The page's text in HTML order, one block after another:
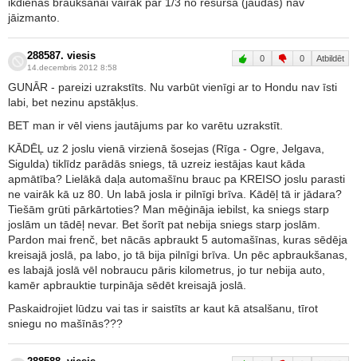
jāizmanto.
288587. viesis
14.decembris 2012 8:58
0 0 Atbildēt
GUNĀR - pareizi uzrakstīts. Nu varbūt vienīgi ar to Hondu nav īsti
labi, bet nezinu apstākļus.
BET man ir vēl viens jautājums par ko varētu uzrakstīt.
KĀDĒĻ uz 2 joslu vienā virzienā šosejas (Rīga - Ogre, Jelgava,
Sigulda) tiklīdz parādās sniegs, tā uzreiz iestājas kaut kāda
apmātība? Lielākā daļa automašīnu brauc pa KREISO joslu parasti
ne vairāk kā uz 80. Un labā josla ir pilnīgi brīva. Kādēļ tā ir jādara?
Tiešām grūti pārkārtoties? Man mēģināja iebilst, ka sniegs starp
joslām un tādēļ nevar. Bet šorīt pat nebija sniegs starp joslām.
Pardon mai frenč, bet nācās apbraukt 5 automašīnas, kuras sēdēja
kreisajā joslā, pa labo, jo tā bija pilnīgi brīva. Un pēc apbraukšanas,
es labajā joslā vēl nobraucu pāris kilometrus, jo tur nebija auto,
kamēr apbrauktie turpināja sēdēt kreisajā joslā.
Paskaidrojiet lūdzu vai tas ir saistīts ar kaut kā atsalšanu, tīrot
sniegu no mašīnās???